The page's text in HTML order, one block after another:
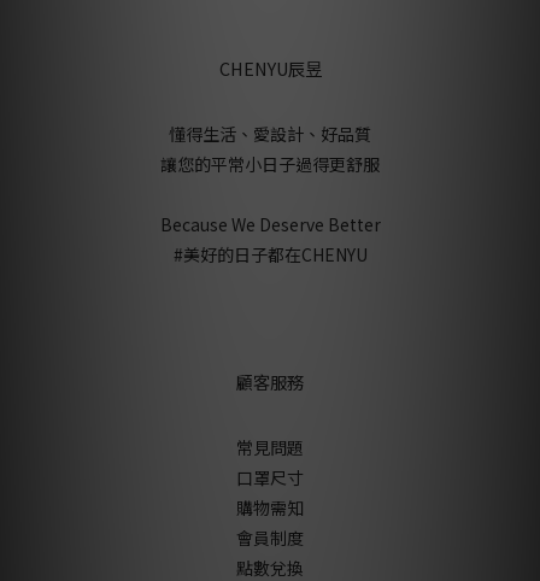
CHENYU辰昱
懂得生活、愛設計、好品質
讓您的平常小日子過得更舒服
Because We Deserve Better
#美好的日子都在CHENYU
顧客服務
常見問題
口罩尺寸
購物需知
會員制度
點數兌換